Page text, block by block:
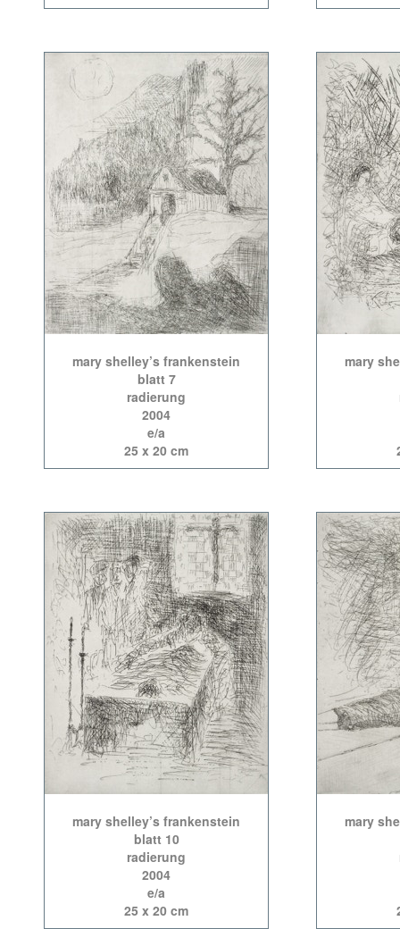
mary shelley’s frankenstein
blatt 7
radierung
2004
e/a
25 x 20 cm
mary
mary shelley’s frankenstein
blatt 10
radierung
2004
e/a
25 x 20 cm
mary